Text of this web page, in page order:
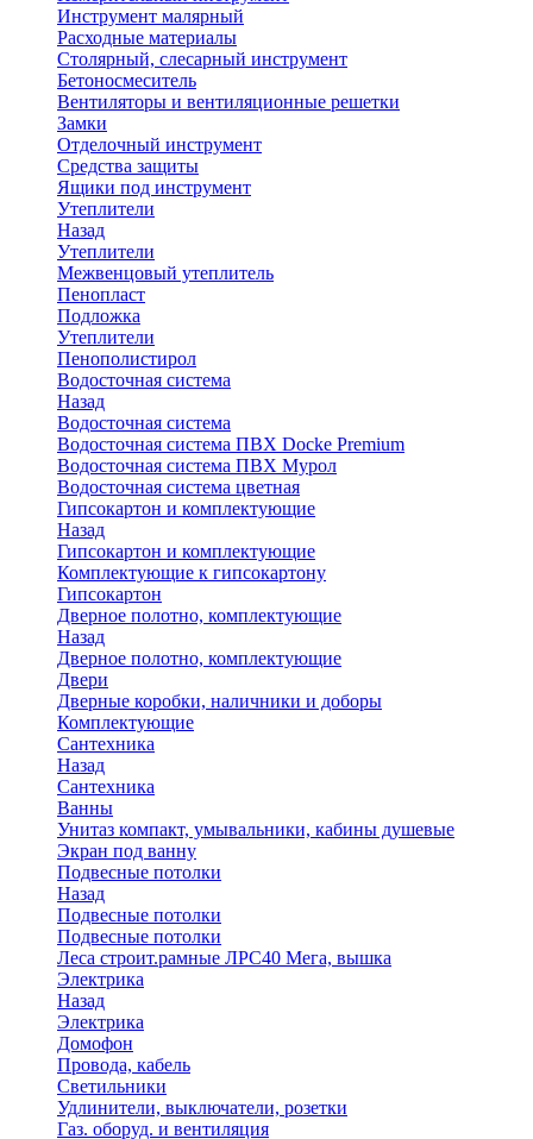
Инструмент малярный
Расходные материалы
Столярный, слесарный инструмент
Бетоносмеситель
Вентиляторы и вентиляционные решетки
Замки
Отделочный инструмент
Средства защиты
Ящики под инструмент
Утеплители
Назад
Утеплители
Межвенцовый утеплитель
Пенопласт
Подложка
Утеплители
Пенополистирол
Водосточная система
Назад
Водосточная система
Водосточная система ПВХ Docke Premium
Водосточная система ПВХ Мурол
Водосточная система цветная
Гипсокартон и комплектующие
Назад
Гипсокартон и комплектующие
Комплектующие к гипсокартону
Гипсокартон
Дверное полотно, комплектующие
Назад
Дверное полотно, комплектующие
Двери
Дверные коробки, наличники и доборы
Комплектующие
Сантехника
Назад
Сантехника
Ванны
Унитаз компакт, умывальники, кабины душевые
Экран под ванну
Подвесные потолки
Назад
Подвесные потолки
Подвесные потолки
Леса строит.рамные ЛРС40 Мега, вышка
Электрика
Назад
Электрика
Домофон
Провода, кабель
Светильники
Удлинители, выключатели, розетки
Газ. оборуд. и вентиляция